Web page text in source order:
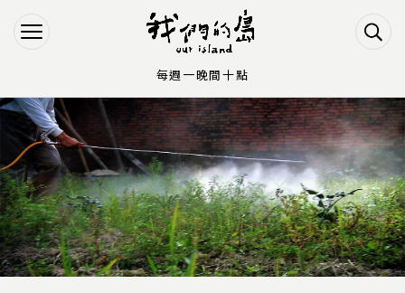
Jump to Navigation
Jump to Main content
您在這裡
每週一晚間十點